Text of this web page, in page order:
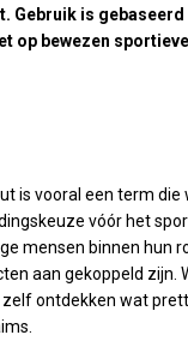
Gebruik is
op bewezen
is vooral een term
vóór het
mensen binnen hun
aan gekoppeld zijn.
zelf ontdekken wat